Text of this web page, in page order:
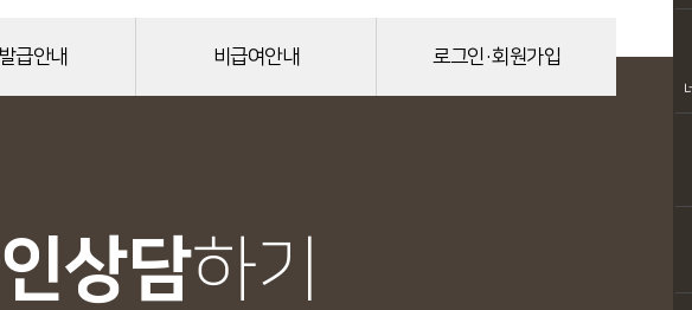
급안내 비급여안내 로그인·회원가입
상담하기